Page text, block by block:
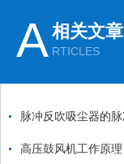
A相关文章
RTICLES
高压鼓风机工作原理